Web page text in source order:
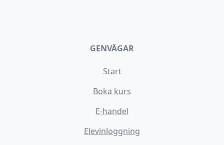
GENVÄGAR
Start
Boka kurs
E-handel
Elevinloggning